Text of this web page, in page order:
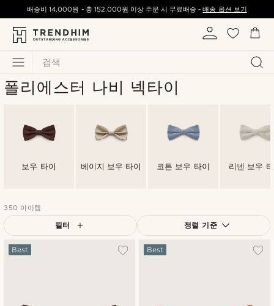
검색
배송비14,000원 - 총 152,000원 이상 주문 시 무료배송 -배송 옵션 보기
폴리에스터 나비 넥타이
보우 타이 베이지 보우 타이 코튼 보우 타이 리넨 보우
350 아이템
필터 정렬 기준
가장 인기 있는
Best Best